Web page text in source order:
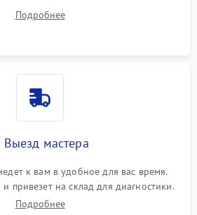
Подробнее
Выезд мастера
к вам в удобное для вас время.
привезет на склад для диагностики.
Подробнее